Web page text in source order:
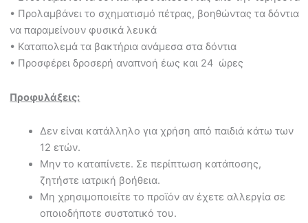
• Προλαμβάνει το σχηματισμό πέτρας, βοηθώντας τα δόντια
να παραμείνουν φυσικά λευκά
• Καταπολεμά τα βακτήρια ανάμεσα στα δόντια
• Προσφέρει δροσερή αναπνοή έως και 24 ώρες
Προφυλάξεις:
Δεν είναι κατάλληλο για χρήση από παιδιά κάτω των
12 ετών.
Μην το καταπίνετε. Σε περίπτωση κατάποσης,
ζητήστε ιατρική βοήθεια.
Μη χρησιμοποιείτε το προϊόν αν έχετε αλλεργία σε
οποιοδήποτε συστατικό του.